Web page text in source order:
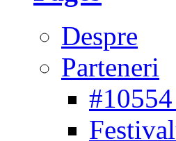
Despre
Parteneri